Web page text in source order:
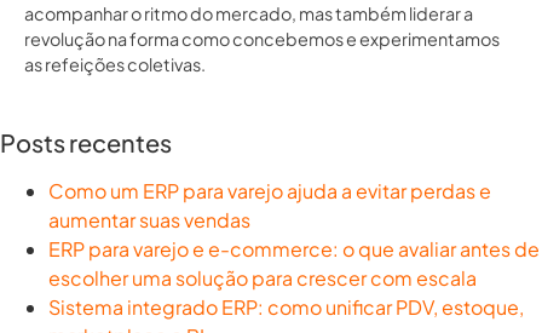
acompanhar o ritmo do mercado, mas também liderar a
revolução na forma como concebemos e experimentamos
as refeições coletivas.
Posts recentes
Como um ERP para varejo ajuda a evitar perdas e
aumentar suas vendas
ERP para varejo e e-commerce: o que avaliar antes de
escolher uma solução para crescer com escala
Sistema integrado ERP: como unificar PDV, estoque,